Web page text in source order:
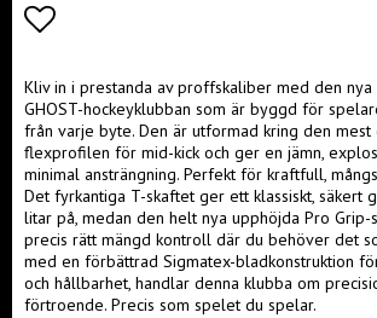
Kliv in i prestanda av proffskaliber med den nya
GHOST-hockeyklubban som är byggd för
från varje byte. Den är utformad kring den
flexprofilen för mid-kick och ger en jämn,
minimal ansträngning. Perfekt för kraftfull,
Det fyrkantiga T-skaftet ger ett klassiskt, säkert
litar på, medan den helt nya upphöjda Pro Grip-
precis rätt mängd kontroll där du behöver det
med en förbättrad Sigmatex-bladkonstruktion
och hållbarhet, handlar denna klubba om
förtroende. Precis som spelet du spelar.